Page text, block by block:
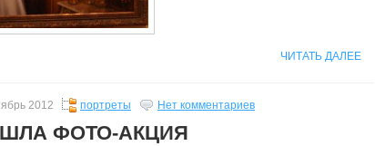
ЧИТАТЬ ДАЛЕЕ
2012 портреты Нет комментариев
ФОТО-АКЦИЯ